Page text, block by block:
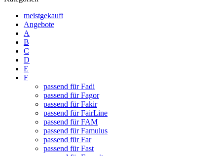
meistgekauft
Angebote
A
B
C
D
E
F
passend für Fadi
passend für Fagor
passend für Fakir
passend für FairLine
passend für FAM
passend für Famulus
passend für Far
passend für Fast